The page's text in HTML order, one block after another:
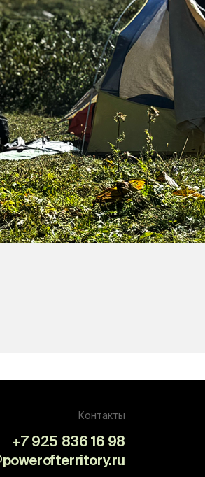
Контакты
+7 925 836 16 98